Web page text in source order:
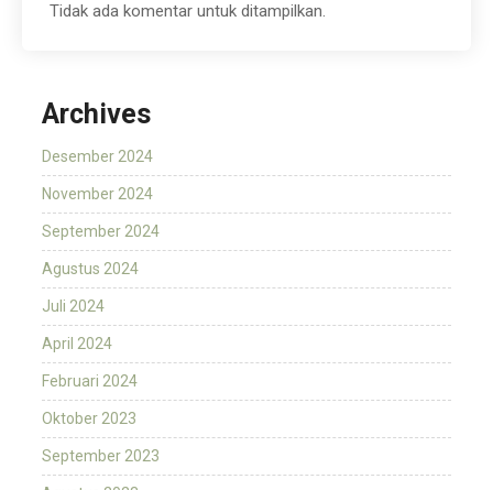
Tidak ada komentar untuk ditampilkan.
Archives
Desember 2024
November 2024
September 2024
Agustus 2024
Juli 2024
April 2024
Februari 2024
Oktober 2023
September 2023